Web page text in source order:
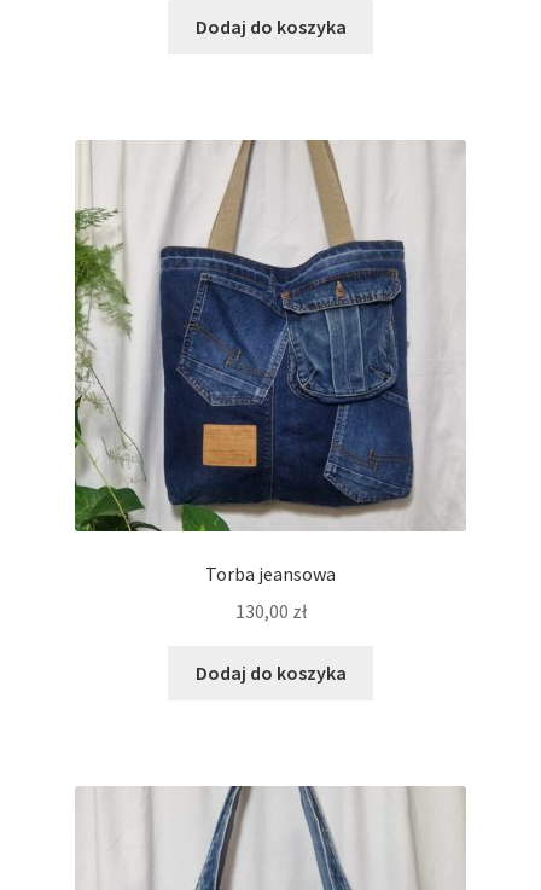
Dodaj do koszyka
Torba jeansowa
130,00 zł
Dodaj do koszyka